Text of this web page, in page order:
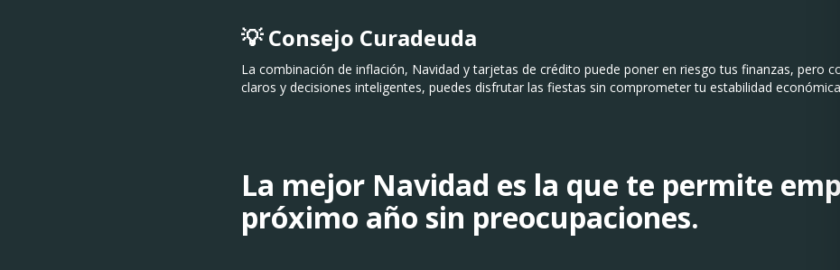
💡 Consejo Curadeuda
La combinación de inflación, Navidad y tarjetas de crédito puede poner en riesgo tus finanzas, pero
claros y decisiones inteligentes, puedes disfrutar las fiestas sin comprometer tu estabilidad
La mejor Navidad es la que te permite
próximo año sin preocupaciones.